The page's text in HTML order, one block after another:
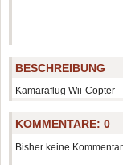
BESCHREIBUNG
Kamaraflug Wii-Copter
KOMMENTARE:0
Bisher keine